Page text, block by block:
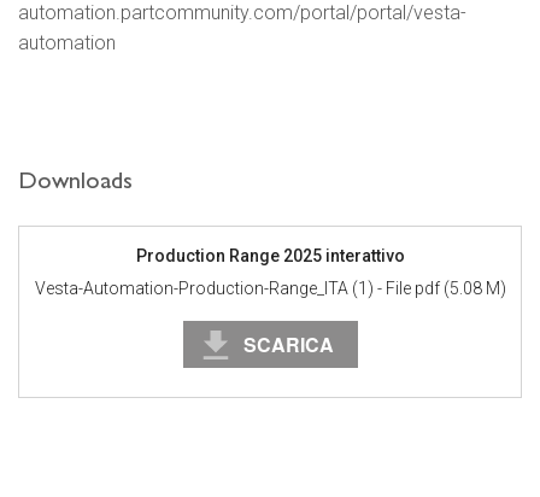
automation.partcommunity.com/portal/portal/vesta-
automation
Downloads
Production Range 2025 interattivo
Vesta-Automation-Production-Range_ITA (1) - File pdf (5.08 M)
SCARICA